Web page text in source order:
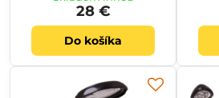
28 €
Do košíka